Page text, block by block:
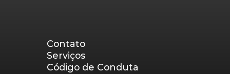
Contato
Serviços
Código de Conduta